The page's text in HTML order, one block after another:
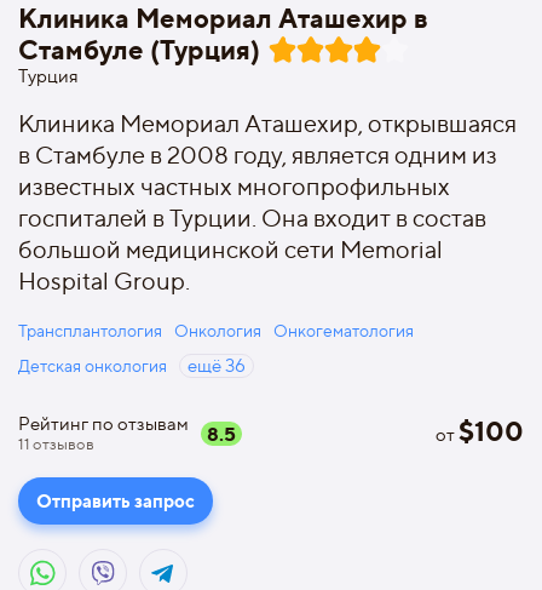
Клиника Мемориал Аташехир в
Стамбуле (Турция)
Турция
Клиника Мемориал Аташехир, открывшаяся
в Стамбуле в 2008 году, является одним из
известных частных многопрофильных
госпиталей в Турции. Она входит в состав
большой медицинской сети Memorial
Hospital Group.
Трансплантология Онкология
Онкогематология
Детская онкология
ещё36
Рейтинг по отзывам
11отзывов 8.5 от$100
Отправить запрос